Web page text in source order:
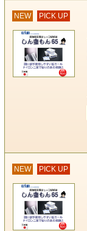
NEW PICK UP
NEW PICK UP